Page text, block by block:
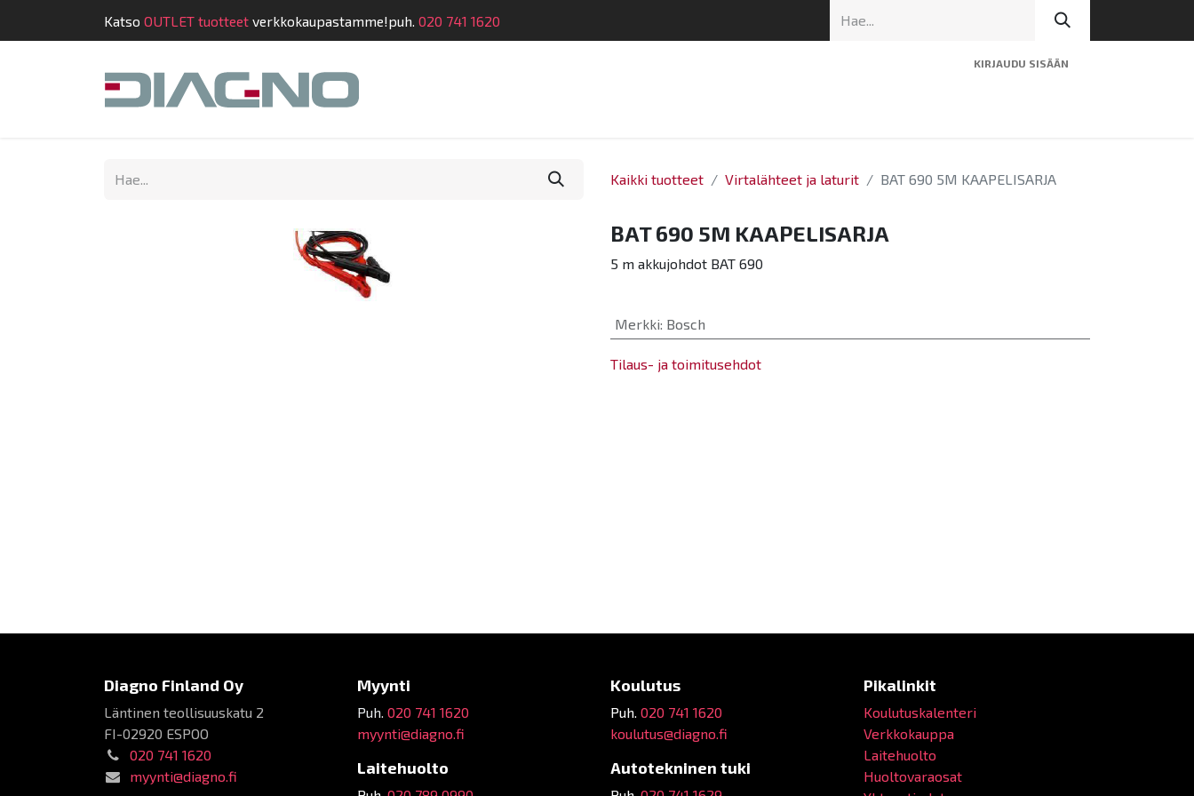
Katso OUTLET tuotteet verkkokaupastamme!puh. 020 741 1620
KIRJAUDU SISÄÄN
Kauppa Suunnittelu
Kaikki tuotteet Virtalähteet ja laturit BAT 690 5M KAAPELISARJA
BAT 690 5M KAAPELISARJA
5 m akkujohdot BAT 690
Merkki: Bosch
Tilaus- ja toimitusehdot
Diagno Finland Oy
Läntinen teollisuuskatu 2
FI-02920 ESPOO
020 741 1620
myynti@diagno.fi
Myynti
Puh. 020 741 1620
myynti@diagno.fi
Laitehuolto
Koulutus
Puh. 020 741 1620
koulutus@diagno.fi
Autotekninen tuki
Pikalinkit
Koulutuskalenteri
Verkkokauppa
Laitehuolto
Huoltovaraosat